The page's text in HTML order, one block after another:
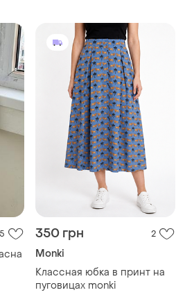
5 350 грн 2
Monki
Классная юбка в принт на
пуговицах monki